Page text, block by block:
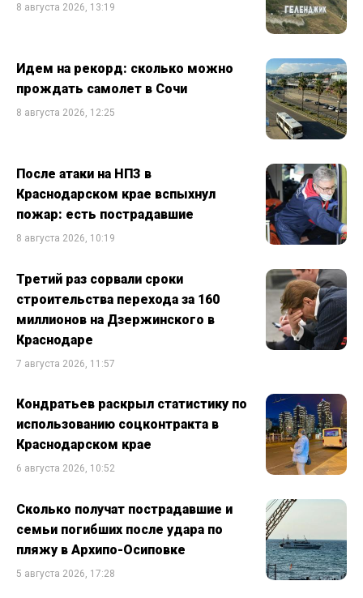
8 августа 2026, 13:19
Идем на рекорд: сколько можно
прождать самолет в Сочи
8 августа 2026, 12:25
После атаки на НПЗ в
Краснодарском крае вспыхнул
пожар: есть пострадавшие
8 августа 2026, 10:19
Третий раз сорвали сроки
строительства перехода за 160
миллионов на Дзержинского в
Краснодаре
7 августа 2026, 11:57
Кондратьев раскрыл статистику по
использованию соцконтракта в
Краснодарском крае
6 августа 2026, 10:52
Сколько получат пострадавшие и
семьи погибших после удара по
пляжу в Архипо-Осиповке
5 августа 2026, 17:28